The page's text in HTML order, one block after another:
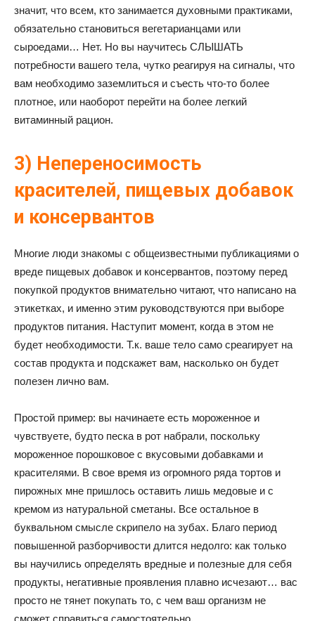
значит, что всем, кто занимается духовными практиками,
обязательно становиться вегетарианцами или
сыроедами… Нет. Но вы научитесь СЛЫШАТЬ
потребности вашего тела, чутко реагируя на сигналы, что
вам необходимо заземлиться и съесть что-то более
плотное, или наоборот перейти на более легкий
витаминный рацион.
3) Непереносимость
красителей, пищевых добавок
и консервантов
Многие люди знакомы с общеизвестными публикациями о
вреде пищевых добавок и консервантов, поэтому перед
покупкой продуктов внимательно читают, что написано на
этикетках, и именно этим руководствуются при выборе
продуктов питания. Наступит момент, когда в этом не
будет необходимости. Т.к. ваше тело само среагирует на
состав продукта и подскажет вам, насколько он будет
полезен лично вам.
Простой пример: вы начинаете есть мороженное и
чувствуете, будто песка в рот набрали, поскольку
мороженное порошковое с вкусовыми добавками и
красителями. В свое время из огромного ряда тортов и
пирожных мне пришлось оставить лишь медовые и с
кремом из натуральной сметаны. Все остальное в
буквальном смысле скрипело на зубах. Благо период
повышенной разборчивости длится недолго: как только
вы научились определять вредные и полезные для себя
продукты, негативные проявления плавно исчезают… вас
просто не тянет покупать то, с чем ваш организм не
сможет справиться самостоятельно.